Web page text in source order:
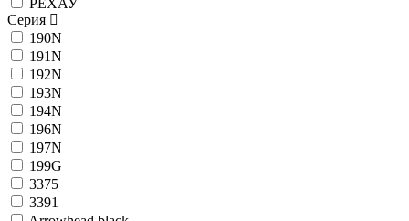
РЕХАУ
Серия
190N
191N
192N
193N
194N
196N
197N
199G
3375
3391